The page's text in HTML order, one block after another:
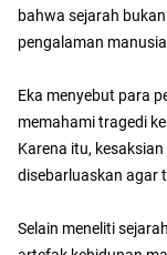
bahwa sejarah
pengalaman
Eka menyebut para
memahami tragedi
Karena itu,
disebarluaskan agar
Selain meneliti